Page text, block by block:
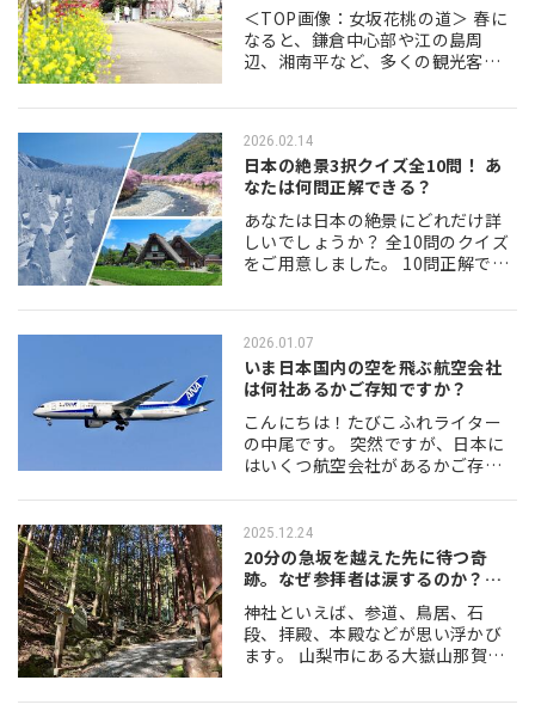
＜TOP画像：女坂花桃の道＞ 春に
なると、鎌倉中心部や江の島周
辺、湘南平など、多くの観光客で
そんな湘南にも、少し視点を変え
景色を楽しめる場所…
2026.02.14
日本の絶景3択クイズ全10問！ あ
なたは何問正解できる？
あなたは日本の絶景にどれだけ詳
しいでしょうか？ 全10問のクイズ
をご用意しました。 10問正解でき
解だと、まあまあ。4問以下だとち
2026.01.07
いま日本国内の空を飛ぶ航空会社
は何社あるかご存知ですか？
こんにちは！たびこふれライター
の中尾です。 突然ですが、日本に
はいくつ航空会社があるかご存知
全日空と東亜国内航空（現日本航
空）が3大巨頭として日本の空を君
臨していましたが…
2025.12.24
20分の急坂を越えた先に待つ奇
跡。なぜ参拝者は涙するのか？大
嶽山那賀都…
神社といえば、参道、鳥居、石
段、拝殿、本殿などが思い浮かび
ます。 山梨市にある大嶽山那賀都
が・・・ いやはやこんな神社、生